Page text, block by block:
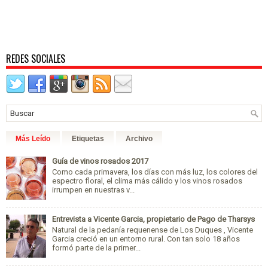
REDES SOCIALES
Más Leído Etiquetas Archivo
Guía de vinos rosados 2017
Como cada primavera, los días con más luz, los colores del
espectro floral, el clima más cálido y los vinos rosados
irrumpen en nuestras v...
Entrevista a Vicente Garcia, propietario de Pago de Tharsys
Natural de la pedanía requenense de Los Duques , Vicente
Garcia creció en un entorno rural. Con tan solo 18 años
formó parte de la primer...